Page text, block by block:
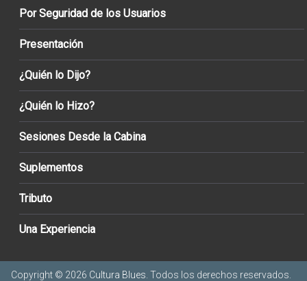
Por Seguridad de los Usuarios
Presentación
¿Quién lo Dijo?
¿Quién lo Hizo?
Sesiones Desde la Cabina
Suplementos
Tributo
Una Experiencia
Copyright © 2026 Cultura Blues. Todos los derechos reservados.